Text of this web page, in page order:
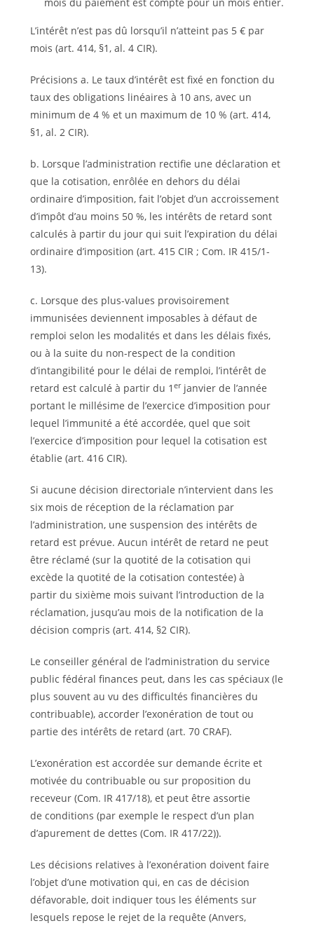
L’intérêt n’est pas dû lorsqu’il n’atteint pas 5 € par
mois (art. 414, §1, al. 4 CIR).
Précisions a. Le taux d’intérêt est fixé en fonction du
taux des obligations linéaires à 10 ans, avec un
minimum de 4 % et un maximum de 10 % (art. 414,
§1, al. 2 CIR).
b. Lorsque l’administration rectifie une déclaration et
que la cotisation, enrôlée en dehors du délai
ordinaire d’imposition, fait l’objet d’un accroissement
d’impôt d’au moins 50 %, les intérêts de retard sont
calculés à partir du jour qui suit l’expiration du délai
ordinaire d’imposition (art. 415 CIR ; Com. IR 415/1-
13).
c. Lorsque des plus-values provisoirement
immunisées deviennent imposables à défaut de
remploi selon les modalités et dans les délais fixés,
ou à la suite du non-respect de la condition
d’intangibilité pour le délai de remploi, l’intérêt de
retard est calculé à partir du 1 erjanvier de l’année
portant le millésime de l’exercice d’imposition pour
lequel l’immunité a été accordée, quel que soit
l’exercice d’imposition pour lequel la cotisation est
établie (art. 416 CIR).
Si aucune décision directoriale n’intervient dans les
six mois de réception de la réclamation par
l’administration, une suspension des intérêts de
retard est prévue. Aucun intérêt de retard ne peut
être réclamé (sur la quotité de la cotisation qui
excède la quotité de la cotisation contestée) à
partir du sixième mois suivant l’introduction de la
réclamation, jusqu’au mois de la notification de la
décision compris (art. 414, §2 CIR).
Le conseiller général de l’administration du service
public fédéral finances peut, dans les cas spéciaux (le
plus souvent au vu des difficultés financières du
contribuable), accorder l’exonération de tout ou
partie des intérêts de retard (art. 70 CRAF).
L’exonération est accordée sur demande écrite et
motivée du contribuable ou sur proposition du
receveur (Com. IR 417/18), et peut être assortie
de conditions (par exemple le respect d’un plan
d’apurement de dettes (Com. IR 417/22)).
Les décisions relatives à l’exonération doivent faire
l’objet d’une motivation qui, en cas de décision
défavorable, doit indiquer tous les éléments sur
lesquels repose le rejet de la requête (Anvers,